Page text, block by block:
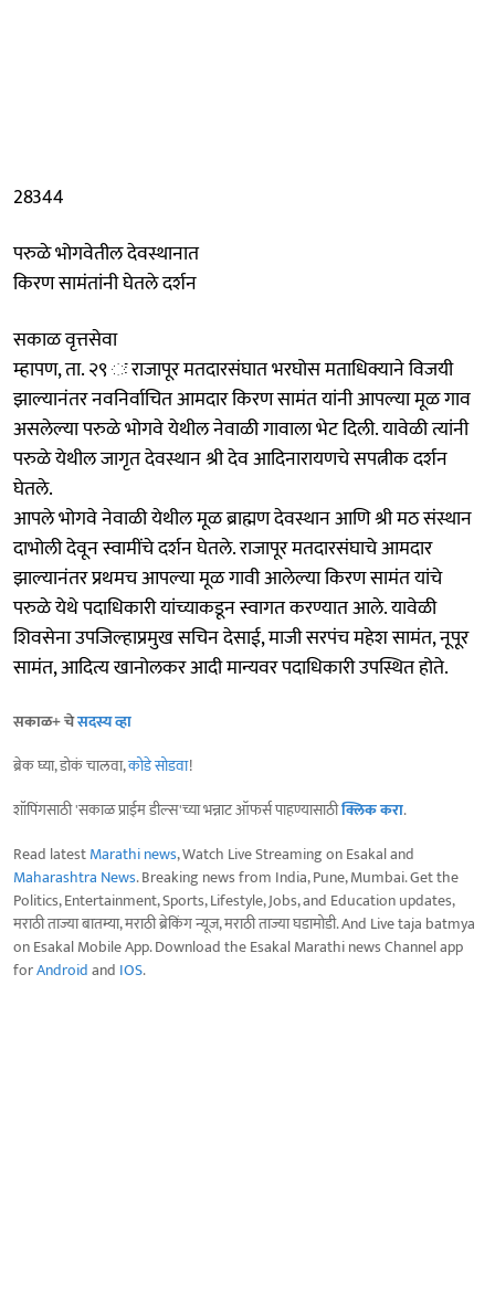
28344
परुळे भोगवेतील देवस्थानात
किरण सामंतांनी घेतले दर्शन
सकाळ वृत्तसेवा
म्हापण, ता. २९ ः राजापूर मतदारसंघात भरघोस मताधिक्याने विजयी
झाल्यानंतर नवनिर्वाचित आमदार किरण सामंत यांनी आपल्या मूळ गाव
असलेल्या परुळे भोगवे येथील नेवाळी गावाला भेट दिली. यावेळी त्यांनी
परुळे येथील जागृत देवस्थान श्री देव आदिनारायणचे सपत्नीक दर्शन
घेतले.
आपले भोगवे नेवाळी येथील मूळ ब्राह्मण देवस्थान आणि श्री मठ संस्थान
दाभोली देवून स्वामींचे दर्शन घेतले. राजापूर मतदारसंघाचे आमदार
झाल्यानंतर प्रथमच आपल्या मूळ गावी आलेल्या किरण सामंत यांचे
परुळे येथे पदाधिकारी यांच्याकडून स्वागत करण्यात आले. यावेळी
शिवसेना उपजिल्हाप्रमुख सचिन देसाई, माजी सरपंच महेश सामंत, नूपूर
सामंत, आदित्य खानोलकर आदी मान्यवर पदाधिकारी उपस्थित होते.
सकाळ+ चेसदस्य व्हा
ब्रेक घ्या, डोकं चालवा,कोडे सोडवा!
शॉपिंगसाठी 'सकाळ प्राईम डील्स'च्या भन्नाट ऑफर्स पाहण्यासाठीक्लिक करा.
Read latestMarathi news, Watch Live Streaming on Esakal and
Maharashtra News. Breaking news from India, Pune, Mumbai. Get the
Politics, Entertainment, Sports, Lifestyle, Jobs, and Education updates,
मराठी ताज्या बातम्या, मराठी ब्रेकिंग न्यूज, मराठी ताज्या घडामोडी. And Live taja batmya
on Esakal Mobile App. Download the Esakal Marathi news Channel app
forAndroidand IOS.